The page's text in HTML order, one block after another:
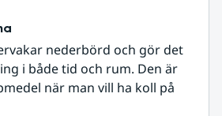
nederbörd och gör det
i både tid och rum. Den är
när man vill ha koll på